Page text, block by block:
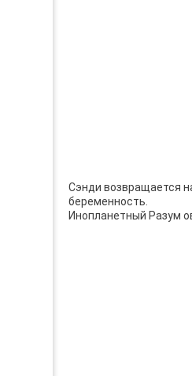
Сэнди возвращается
беременность.
Инопланетный Разум